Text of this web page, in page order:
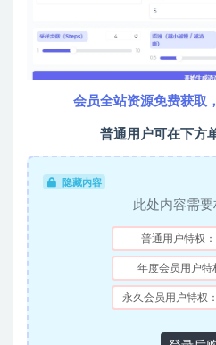
会员全站资源免费获取
普通用户可在下方
隐藏内容
此处内容需
普通用户特权：
年度会员用户特
永久会员用户特权：